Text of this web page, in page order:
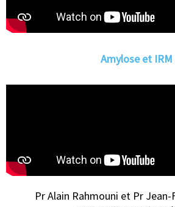
Amylose et IRM
Pr Alain Rahmouni et Pr Jean-